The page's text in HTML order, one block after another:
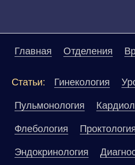
Главная Отделения
Статьи: Гинекология
Пульмонология
Флебология
Эндокринология